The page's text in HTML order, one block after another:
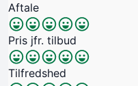
Aftale
Pris jfr. tilbud
Tilfredshed